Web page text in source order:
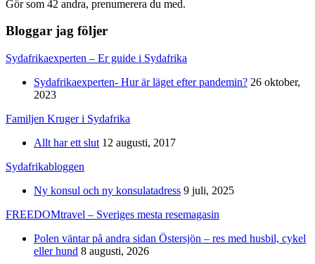
Gör som 42 andra, prenumerera du med.
Bloggar jag följer
Sydafrikaexperten – Er guide i Sydafrika
Sydafrikaexperten- Hur är läget efter pandemin? 26 oktober,
2023
Familjen Kruger i Sydafrika
Allt har ett slut 12 augusti, 2017
Sydafrikabloggen
Ny konsul och ny konsulatadress 9 juli, 2025
FREEDOMtravel – Sveriges mesta resemagasin
Polen väntar på andra sidan Östersjön – res med husbil, cykel
eller hund 8 augusti, 2026